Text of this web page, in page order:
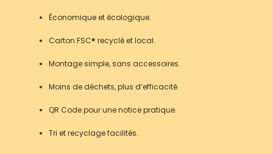
Économique et écologique.
Carton FSC® recyclé et local.
Montage simple, sans accessoires.
Moins de déchets, plus d’efficacité.
QR Code pour une notice pratique.
Tri et recyclage facilités.